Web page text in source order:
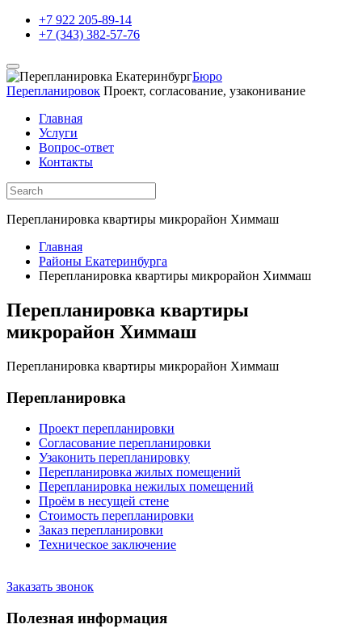
+7 922 205-89-14
+7 (343) 382-57-76
Бюро
Перепланировок Проект, согласование, узаконивание
Главная
Услуги
Вопрос-ответ
Контакты
Перепланировка квартиры микрорайон Химмаш
Главная
Районы Екатеринбурга
Перепланировка квартиры микрорайон Химмаш
Перепланировка квартиры
микрорайон Химмаш
Перепланировка квартиры микрорайон Химмаш
Перепланировка
Проект перепланировки
Согласование перепланировки
Узаконить перепланировку
Перепланировка жилых помещений
Перепланировка нежилых помещений
Проём в несущей стене
Стоимость перепланировки
Заказ перепланировки
Техническое заключение
Заказать звонок
Полезная информация